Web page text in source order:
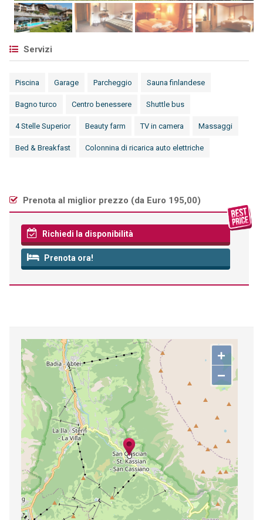
Servizi
Piscina Garage Parcheggio Sauna finlandese
Bagno turco Centro benessere Shuttle bus
4 Stelle Superior Beauty farm TV in camera Massaggi
Bed & Breakfast Colonnina di ricarica auto elettriche
Prenota al miglior prezzo (da Euro 195,00)
Richiedi la disponibilità
Prenota ora!
+
−